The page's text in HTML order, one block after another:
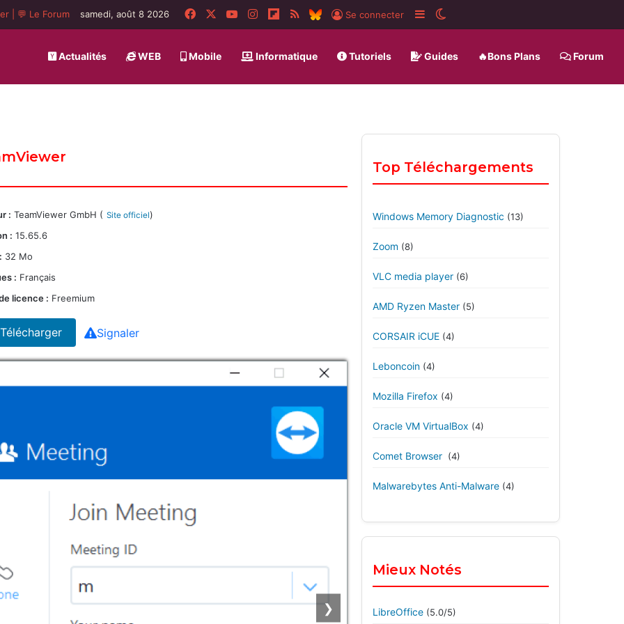
💬 Le Forum samedi, août 8 2026 FacebookYouTubeInstagramFlipboard
RSS BlueSky
Se connecter Sidebar (barre latérale)
Actualités WEB Mobile Informatique Tutoriels Guides 🔥Bons Plans Forum
: TeamViewer GmbH ( Site officiel)
: 15.65.6
32 Mo
: Français
licence : Freemium
Télécharger Signaler
❯
Top Téléchargements
Windows Memory Diagnostic (13)
Zoom (8)
VLC media player (6)
AMD Ryzen Master (5)
CORSAIR iCUE (4)
Leboncoin (4)
Mozilla Firefox (4)
Oracle VM VirtualBox (4)
Comet Browser (4)
Malwarebytes Anti-Malware (4)
Mieux Notés
LibreOffice (5.0/5)